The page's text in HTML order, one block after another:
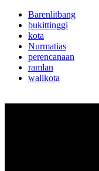
Barenlitbang
bukittinggi
kota
Nurmatias
perencanaan
ramlan
walikota